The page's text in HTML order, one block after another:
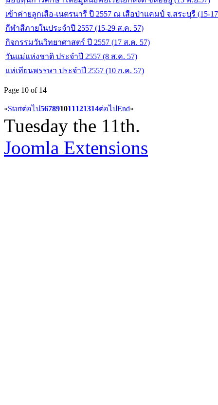
เข้าค่ายลูกเสือ-เนตรนารี ปี 2557 ณ เสือป่าแคมป์ จ.สระบุรี (15-
กีฬาสีภายในประจำปี 2557 (15-29 ส.ค. 57)
กิจกรรมวันวิทยาศาสตร์ ปี 2557 (17 ส.ค. 57)
วันแม่แห่งชาติ ประจำปี 2557 (8 ส.ค. 57)
แห่เทียนพรรษา ประจำปี 2557 (10 ก.ค. 57)
Page 10 of 14
«Startต่อไป567891011121314ต่อไปEnd»
Tuesday the 11th.
Joomla Extensions